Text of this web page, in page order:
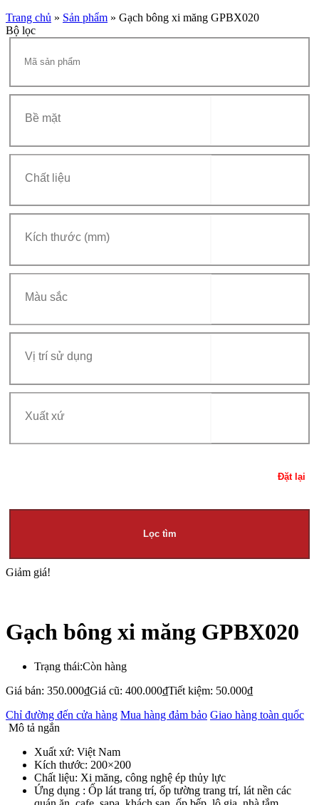
Trang chủ » Sản phẩm » Gạch bông xi măng GPBX020
Bộ lọc
Đặt lại
Lọc tìm
Giảm giá!
Gạch bông xi măng GPBX020
Trạng thái:Còn hàng
Giá bán: 350.000₫Giá cũ: 400.000₫Tiết kiệm: 50.000₫
Chỉ đường đến cửa hàng Mua hàng đảm bảo Giao hàng toàn quốc
Mô tả ngắn
Xuất xứ: Việt Nam
Kích thước: 200×200
Chất liệu: Xi măng, công nghệ ép thủy lực
Ứng dụng : Ốp lát trang trí, ốp tường trang trí, lát nền các